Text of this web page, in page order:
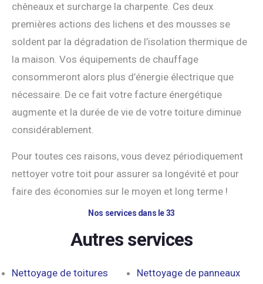
chêneaux et surcharge la charpente. Ces deux
premières actions des lichens et des mousses se
soldent par la dégradation de l’isolation thermique de
la maison. Vos équipements de chauffage
consommeront alors plus d’énergie électrique que
nécessaire. De ce fait votre facture énergétique
augmente et la durée de vie de votre toiture diminue
considérablement.
Pour toutes ces raisons, vous devez périodiquement
nettoyer votre toit pour assurer sa longévité et pour
faire des économies sur le moyen et long terme !
Nos services dans le 33
Autres services
Nettoyage de toitures
Nettoyage de panneaux